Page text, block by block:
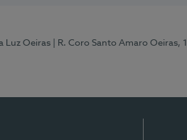
Luz Oeiras | R. Coro Santo Amaro Oeiras,